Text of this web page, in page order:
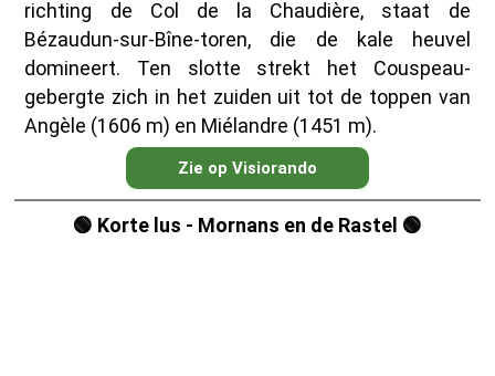
richting de Col de la Chaudière, staat de
Bézaudun-sur-Bîne-toren, die de kale heuvel
domineert. Ten slotte strekt het Couspeau-
gebergte zich in het zuiden uit tot de toppen van
Angèle (1606 m) en Miélandre (1451 m).
Zie op Visiorando
🟢 Korte lus - Mornans en de Rastel 🟢